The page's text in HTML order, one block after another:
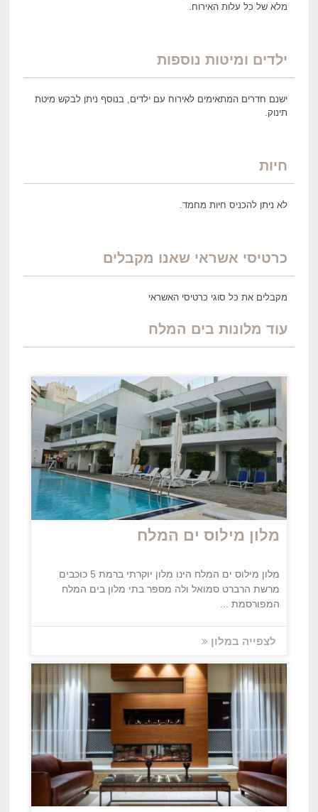
מלא של כל עלות האירוח.
ילדים ומיטות נוספות
ישנם חדרים המתאימים לאירוח עם ילדים, בנוסף ניתן לבקש מיטת
תינוק.
חיות
לא ניתן להכניס חיות מחמד.
כרטיסי אשראי שאנו מקבלים
מקבלים את כל סוגי כרטיסי האשראי
עוד מלונות בים המלח
מלון מילוס ים המלח
מלון מילוס ים המלח הינו מלון יוקרתי ברמת 5 כוכבים
מרשת הרברט סמואל ולה מספר בתי מלון בים המלח
המפורסמת ...
לצפייה במלון